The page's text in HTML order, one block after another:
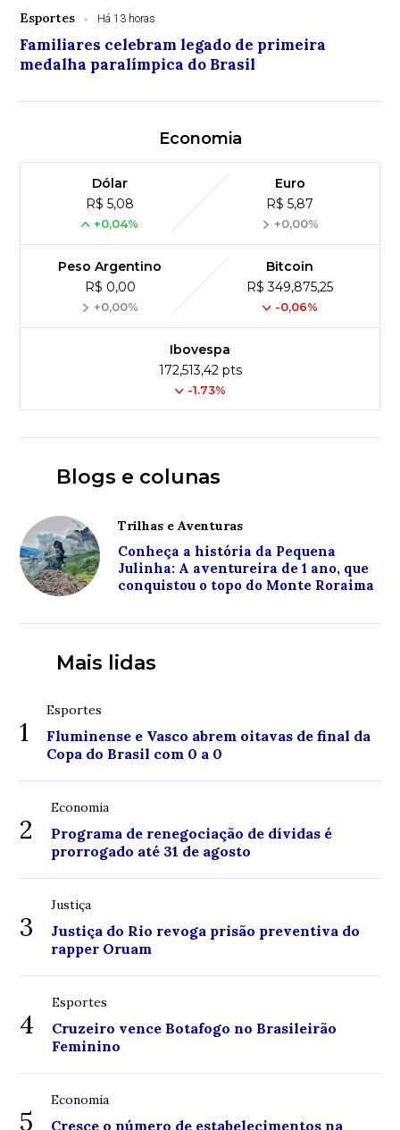
Esportes Há 13 horas
Familiares celebram legado de primeira
medalha paralímpica do Brasil
Economia
Dólar
R$ 5,08
+0,04%
Euro
R$ 5,87
+0,00%
Peso Argentino
R$ 0,00
+0,00%
Bitcoin
R$ 349,875,25
-0,06%
Ibovespa
172,513,42 pts
-1.73%
Blogs e colunas
Trilhas e Aventuras
Conheça a história da Pequena
Julinha: A aventureira de 1 ano, que
conquistou o topo do Monte Roraima
Mais lidas
1
Esportes
Fluminense e Vasco abrem oitavas de final da
Copa do Brasil com 0 a 0
2
Economia
Programa de renegociação de dívidas é
prorrogado até 31 de agosto
3
Justiça
Justiça do Rio revoga prisão preventiva do
rapper Oruam
4
Esportes
Cruzeiro vence Botafogo no Brasileirão
Feminino
5
Economia
Cresce o número de estabelecimentos na